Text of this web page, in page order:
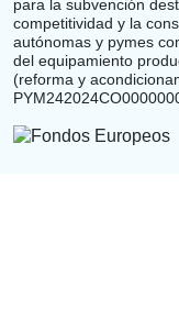
para la subvención
competitividad y la
autónomas y pymes
del equipamiento
(reforma y